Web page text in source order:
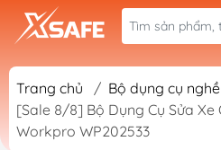
Trang chủ / Bộ dụng cụ
[Sale 8/8] Bộ Dụng Cụ Sửa Xe
Workpro WP202533